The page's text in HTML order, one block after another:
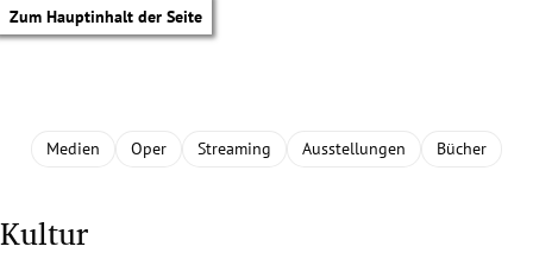
Zum Hauptinhalt der Seite
Medien Oper Streaming Ausstellungen Bücher
Kultur